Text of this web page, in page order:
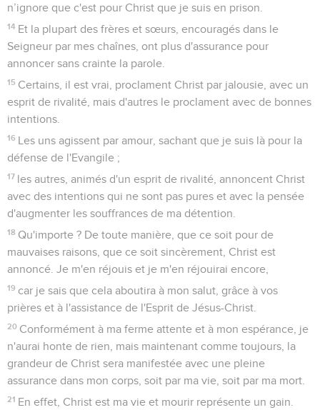
n’ignore que c'est pour Christ que je suis en prison.
14 Et la plupart des frères et sœurs, encouragés dans le
Seigneur par mes chaînes, ont plus d'assurance pour
annoncer sans crainte la parole.
15 Certains, il est vrai, proclament Christ par jalousie, avec un
esprit de rivalité, mais d'autres le proclament avec de bonnes
intentions.
16 Les uns agissent par amour, sachant que je suis là pour la
défense de l'Evangile ;
17 les autres, animés d'un esprit de rivalité, annoncent Christ
avec des intentions qui ne sont pas pures et avec la pensée
d'augmenter les souffrances de ma détention.
18 Qu'importe ? De toute manière, que ce soit pour de
mauvaises raisons, que ce soit sincèrement, Christ est
annoncé. Je m'en réjouis et je m'en réjouirai encore,
19 car je sais que cela aboutira à mon salut, grâce à vos
prières et à l'assistance de l'Esprit de Jésus-Christ.
20 Conformément à ma ferme attente et à mon espérance, je
n'aurai honte de rien, mais maintenant comme toujours, la
grandeur de Christ sera manifestée avec une pleine
assurance dans mon corps, soit par ma vie, soit par ma mort.
21 En effet, Christ est ma vie et mourir représente un gain.